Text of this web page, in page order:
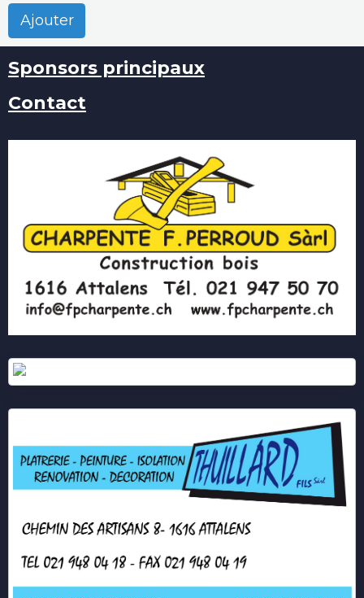
Ajouter
Sponsors principaux
Contact